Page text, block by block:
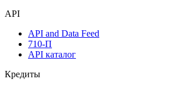
API
API and Data Feed
710-П
API каталог
Кредиты